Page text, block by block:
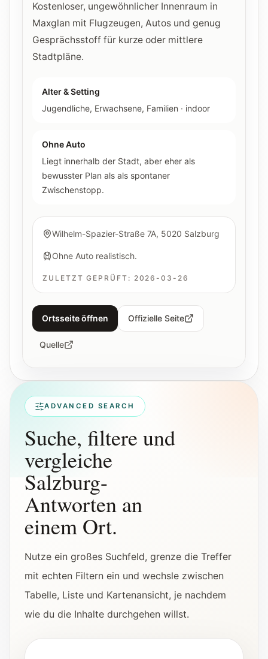
Kostenloser, ungewöhnlicher Innenraum in
Maxglan mit Flugzeugen, Autos und genug
Gesprächsstoff für kurze oder mittlere
Stadtpläne.
Alter & Setting
Jugendliche, Erwachsene, Familien · indoor
Ohne Auto
Liegt innerhalb der Stadt, aber eher als
bewusster Plan als als spontaner
Zwischenstopp.
Wilhelm-Spazier-Straße 7A, 5020 Salzburg
Ohne Auto realistisch.
ZULETZT GEPRÜFT: 2026-03-26
Ortsseite öffnen Offizielle Seite
Quelle
ADVANCED SEARCH
Suche, filtere und
vergleiche
Salzburg-
Antworten an
einem Ort.
Nutze ein großes Suchfeld, grenze die Treffer
mit echten Filtern ein und wechsle zwischen
Tabelle, Liste und Kartenansicht, je nachdem
wie du die Inhalte durchgehen willst.